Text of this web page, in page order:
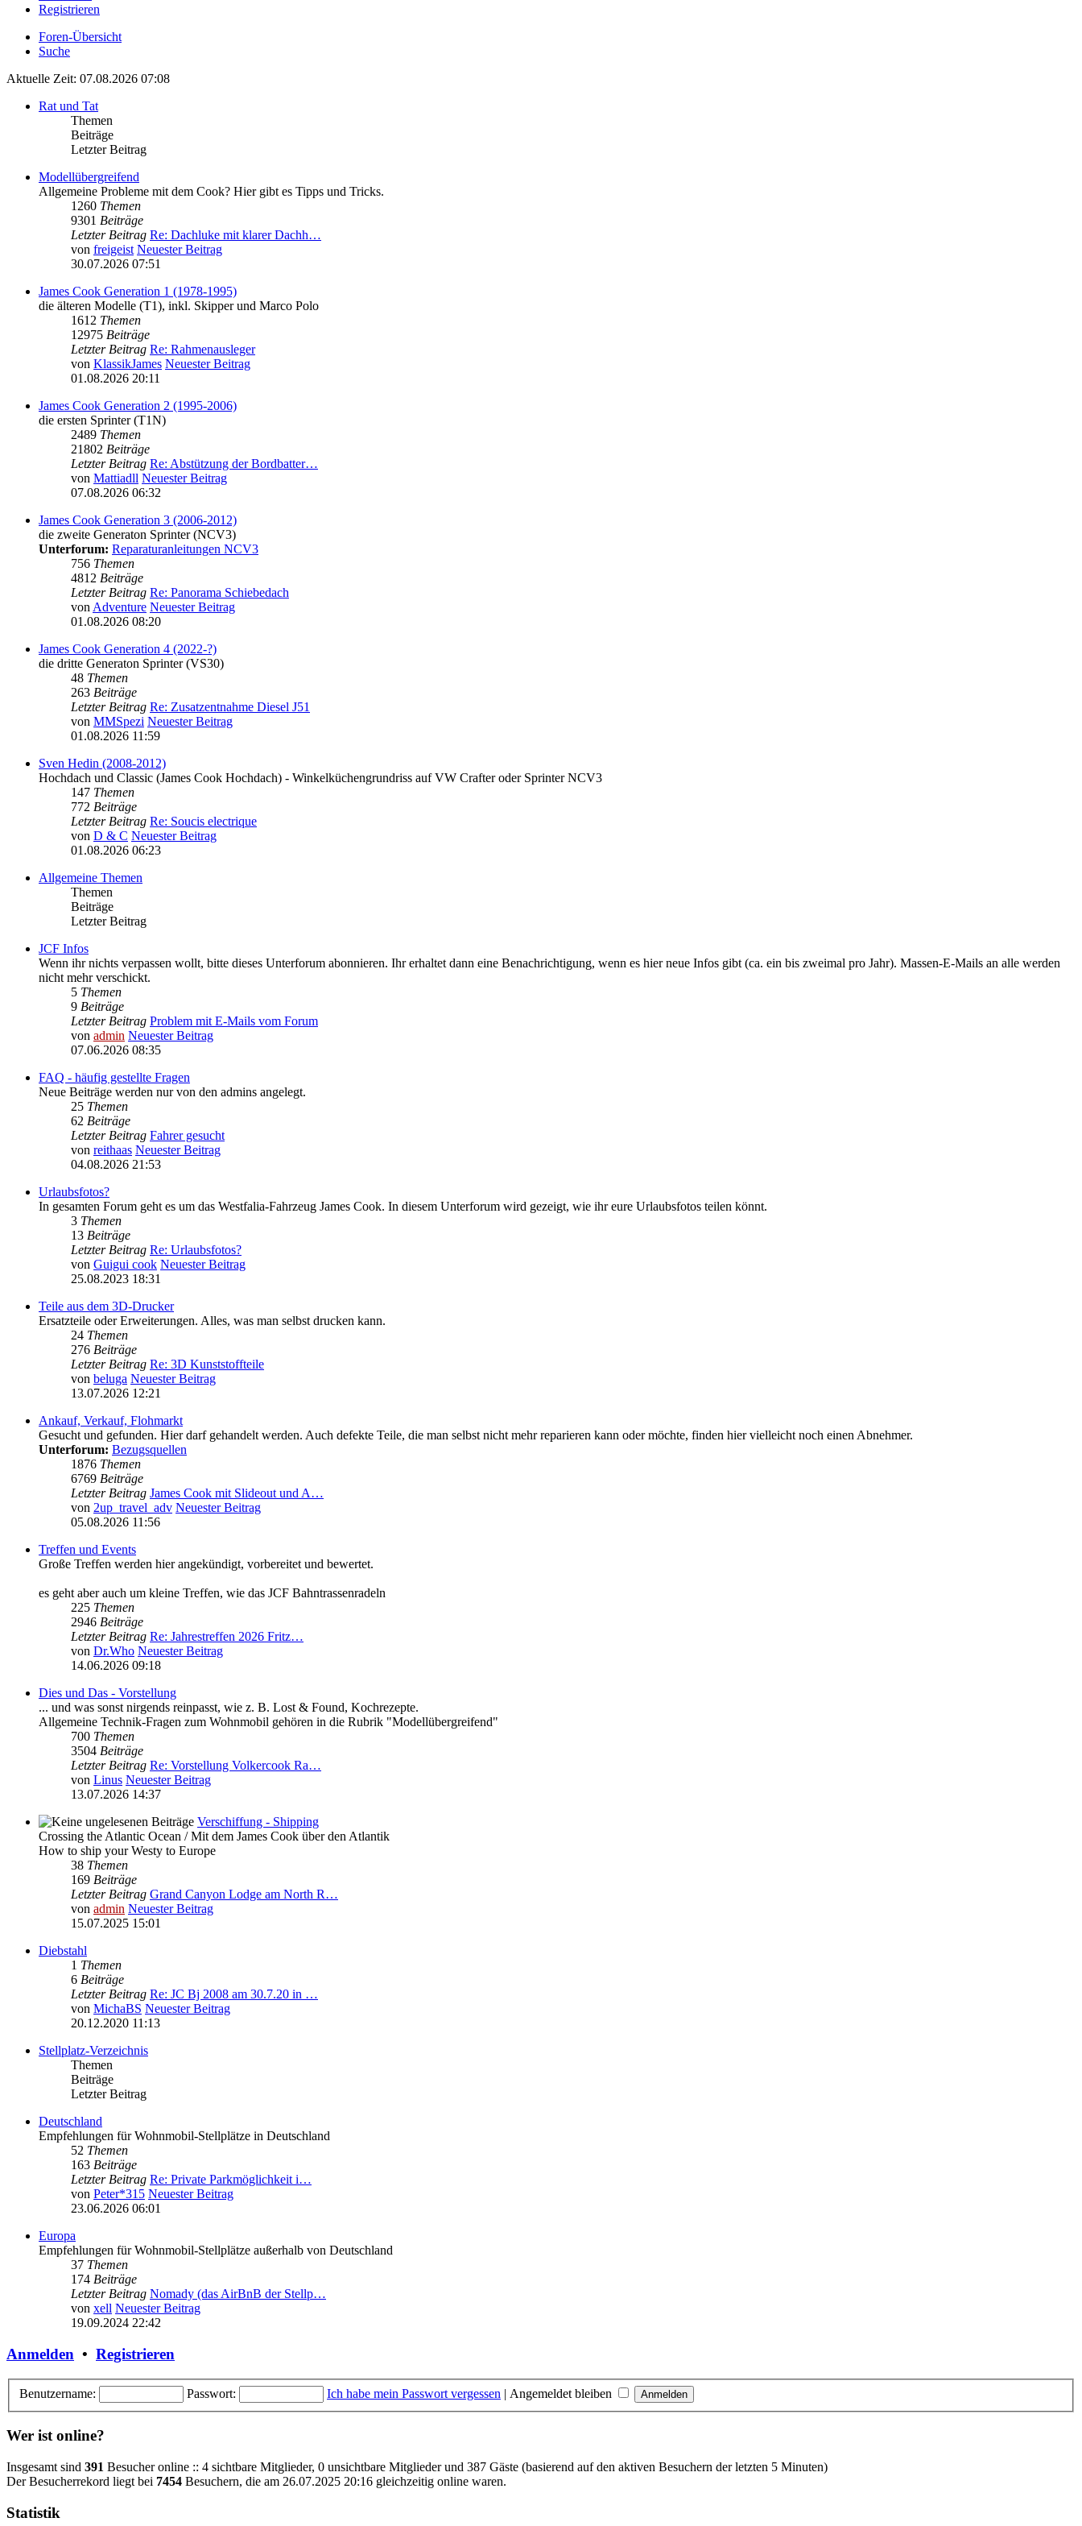
Registrieren
Foren-Übersicht
Suche
Aktuelle Zeit: 07.08.2026 07:08
Rat und Tat
Themen
Beiträge
Letzter Beitrag
Modellübergreifend
Allgemeine Probleme mit dem Cook? Hier gibt es Tipps und Tricks.
1260 Themen
9301 Beiträge
Letzter Beitrag Re: Dachluke mit klarer Dachh…
von freigeist Neuester Beitrag
30.07.2026 07:51
James Cook Generation 1 (1978-1995)
die älteren Modelle (T1), inkl. Skipper und Marco Polo
1612 Themen
12975 Beiträge
Letzter Beitrag Re: Rahmenausleger
von KlassikJames Neuester Beitrag
01.08.2026 20:11
James Cook Generation 2 (1995-2006)
die ersten Sprinter (T1N)
2489 Themen
21802 Beiträge
Letzter Beitrag Re: Abstützung der Bordbatter…
von Mattiadll Neuester Beitrag
07.08.2026 06:32
James Cook Generation 3 (2006-2012)
die zweite Generaton Sprinter (NCV3)
Unterforum: Reparaturanleitungen NCV3
756 Themen
4812 Beiträge
Letzter Beitrag Re: Panorama Schiebedach
vonAdventure Neuester Beitrag
01.08.2026 08:20
James Cook Generation 4 (2022-?)
die dritte Generaton Sprinter (VS30)
48 Themen
263 Beiträge
Letzter Beitrag Re: Zusatzentnahme Diesel J51
von MMSpezi Neuester Beitrag
01.08.2026 11:59
Sven Hedin (2008-2012)
Hochdach und Classic (James Cook Hochdach) - Winkelküchengrundriss auf VW Crafter oder Sprinter NCV3
147 Themen
772 Beiträge
Letzter Beitrag Re: Soucis electrique
von D & C Neuester Beitrag
01.08.2026 06:23
Allgemeine Themen
Themen
Beiträge
Letzter Beitrag
JCF Infos
Wenn ihr nichts verpassen wollt, bitte dieses Unterforum abonnieren. Ihr erhaltet dann eine Benachrichtigung, wenn es hier neue Infos gibt (ca. ein bis zweimal pro Jahr). Massen-E-Mails an alle werden
nicht mehr verschickt.
5 Themen
9 Beiträge
Letzter Beitrag Problem mit E-Mails vom Forum
von admin Neuester Beitrag
07.06.2026 08:35
FAQ - häufig gestellte Fragen
Neue Beiträge werden nur von den admins angelegt.
25 Themen
62 Beiträge
Letzter Beitrag Fahrer gesucht
von reithaas Neuester Beitrag
04.08.2026 21:53
Urlaubsfotos?
In gesamten Forum geht es um das Westfalia-Fahrzeug James Cook. In diesem Unterforum wird gezeigt, wie ihr eure Urlaubsfotos teilen könnt.
3 Themen
13 Beiträge
Letzter Beitrag Re: Urlaubsfotos?
von Guigui cook Neuester Beitrag
25.08.2023 18:31
Teile aus dem 3D-Drucker
Ersatzteile oder Erweiterungen. Alles, was man selbst drucken kann.
24 Themen
276 Beiträge
Letzter Beitrag Re: 3D Kunststoffteile
von beluga Neuester Beitrag
13.07.2026 12:21
Ankauf, Verkauf, Flohmarkt
Gesucht und gefunden. Hier darf gehandelt werden. Auch defekte Teile, die man selbst nicht mehr reparieren kann oder möchte, finden hier vielleicht noch einen Abnehmer.
Unterforum: Bezugsquellen
1876 Themen
6769 Beiträge
Letzter Beitrag James Cook mit Slideout und A…
von 2up_travel_adv Neuester Beitrag
05.08.2026 11:56
Treffen und Events
Große Treffen werden hier angekündigt, vorbereitet und bewertet.
es geht aber auch um kleine Treffen, wie das JCF Bahntrassenradeln
225 Themen
2946 Beiträge
Letzter Beitrag Re: Jahrestreffen 2026 Fritz…
von Dr.Who Neuester Beitrag
14.06.2026 09:18
Dies und Das - Vorstellung
... und was sonst nirgends reinpasst, wie z. B. Lost & Found, Kochrezepte.
Allgemeine Technik-Fragen zum Wohnmobil gehören in die Rubrik "Modellübergreifend"
700 Themen
3504 Beiträge
Letzter Beitrag Re: Vorstellung Volkercook Ra…
von Linus Neuester Beitrag
13.07.2026 14:37
Verschiffung - Shipping
Crossing the Atlantic Ocean / Mit dem James Cook über den Atlantik
How to ship your Westy to Europe
38 Themen
169 Beiträge
Letzter Beitrag Grand Canyon Lodge am North R…
von admin Neuester Beitrag
15.07.2025 15:01
Diebstahl
1 Themen
6 Beiträge
Letzter Beitrag Re: JC Bj 2008 am 30.7.20 in …
von MichaBS Neuester Beitrag
20.12.2020 11:13
Stellplatz-Verzeichnis
Themen
Beiträge
Letzter Beitrag
Deutschland
Empfehlungen für Wohnmobil-Stellplätze in Deutschland
52 Themen
163 Beiträge
Letzter Beitrag Re: Private Parkmöglichkeit i…
von Peter*315 Neuester Beitrag
23.06.2026 06:01
Europa
Empfehlungen für Wohnmobil-Stellplätze außerhalb von Deutschland
37 Themen
174 Beiträge
Letzter Beitrag Nomady (das AirBnB der Stellp…
von xell Neuester Beitrag
19.09.2024 22:42
Anmelden • Registrieren
Benutzername: Passwort: Ich habe mein Passwort vergessen | Angemeldet bleiben
Wer ist online?
Insgesamt sind 391 Besucher online :: 4 sichtbare Mitglieder, 0 unsichtbare Mitglieder und 387 Gäste (basierend auf den aktiven Besuchern der letzten 5 Minuten)
Der Besucherrekord liegt bei 7454 Besuchern, die am 26.07.2025 20:16 gleichzeitig online waren.
Statistik